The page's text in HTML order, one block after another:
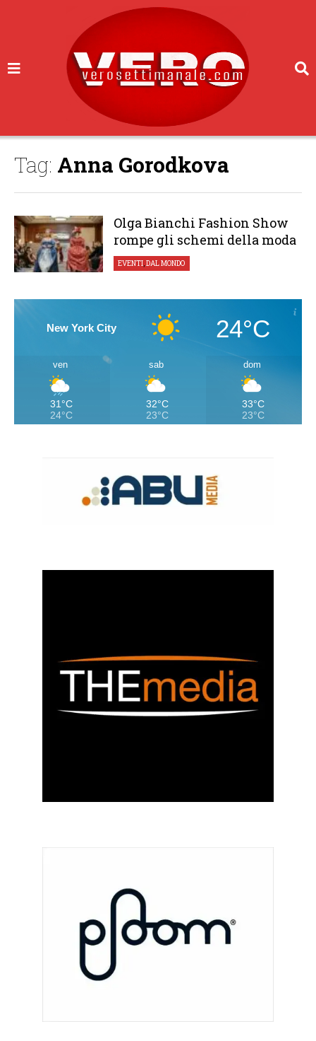
Tag: Anna Gorodkova
Olga Bianchi Fashion Show
rompe gli schemi della moda
EVENTI,DAL MONDO
New York City 24°C
ven
31°C
24°C
sab
32°C
23°C
dom
33°C
23°C